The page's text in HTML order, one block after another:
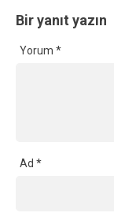
Bir yanıt yazın
Yorum *
Ad *